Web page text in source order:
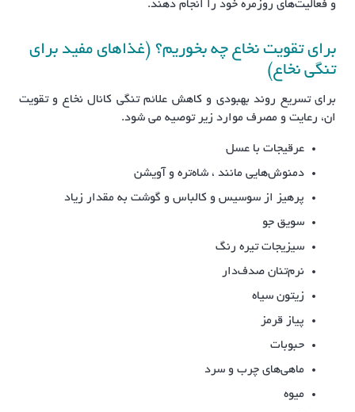
و فعالیت‌های روزمره خود را انجام دهند.
برای تقویت نخاع چه بخوریم؟ (غذاهای مفید برای
تنگی نخاع)
برای تسریع روند بهبودی و کاهش علائم تنگی کانال نخاع و تقویت
ان، رعایت و مصرف موارد زیر توصیه می شود.
عرقیجات با عسل
دمنوش‌هایی مانند ، شاه‌تره و آویشن
پرهیز از سوسیس و کالباس و گوشت به مقدار زیاد
سویق جو
سیزیجات تیره رنگ
نرم‌تنان صدف‌دار
زیتون سیاه
پیاز قرمز
حبوبات
ماهی‌های چرب و سرد
میوه